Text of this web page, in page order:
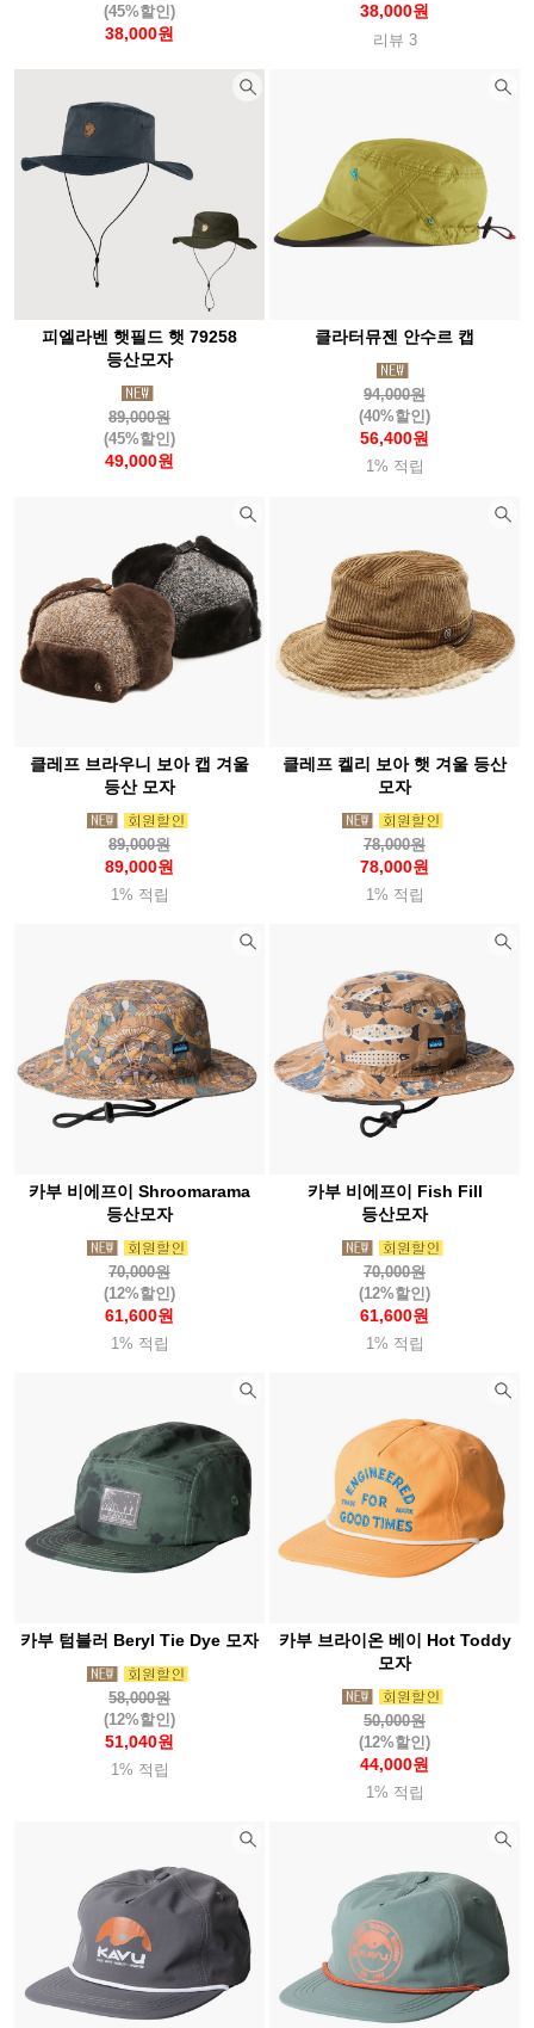
(45%할인)
38,000원
38,000원
리뷰 3
피엘라벤 햇필드 햇 79258
등산모자
89,000원
(45%할인)
49,000원
클라터뮤젠 안수르 캡
94,000원
(40%할인)
56,400원
1% 적립
클레프 브라우니 보아 캡 겨울
등산 모자
89,000원
89,000원
1% 적립
클레프 켈리 보아 햇 겨울 등산
모자
78,000원
78,000원
1% 적립
카부 비에프이 Shroomarama
등산모자
70,000원
(12%할인)
61,600원
1% 적립
카부 비에프이 Fish Fill
등산모자
70,000원
(12%할인)
61,600원
1% 적립
카부 텀블러 Beryl Tie Dye 모자
58,000원
(12%할인)
51,040원
1% 적립
카부 브라이온 베이 Hot Toddy
모자
50,000원
(12%할인)
44,000원
1% 적립